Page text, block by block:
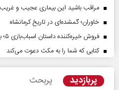
مراقب باشید این بیماری عجیب و غریب
خاوران؛ گمشده‌ای در تاریخ کرمانشاه
فروش خیره‌کننده داستان اسباب‌بازی ۵؛ بزرگ‌ترین افتتاحیه سال برای پیکسار
کتابی که شما را به مکث دعوت می‌کند
پربازدید پربحث